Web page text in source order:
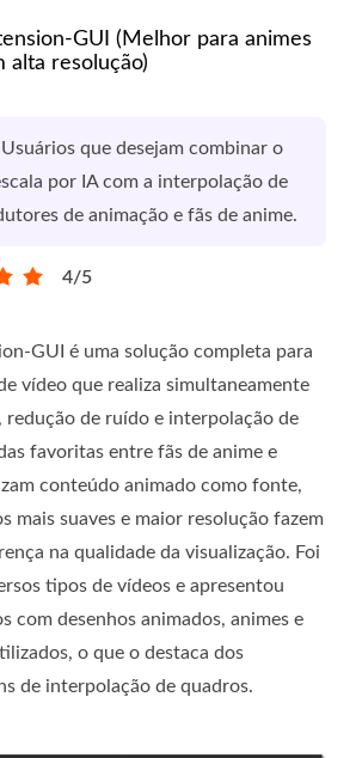
GUI (Melhor para animes
alta resolução)
Usuários que desejam combinar o
por IA com a interpolação de
de animação e fãs de anime.
4/5
GUI é uma solução completa para
vídeo que realiza simultaneamente
redução de ruído e interpolação de
favoritas entre fãs de anime e
conteúdo animado como fonte,
mais suaves e maior resolução fazem
na qualidade da visualização. Foi
tipos de vídeos e apresentou
com desenhos animados, animes e
o que o destaca dos
de interpolação de quadros.